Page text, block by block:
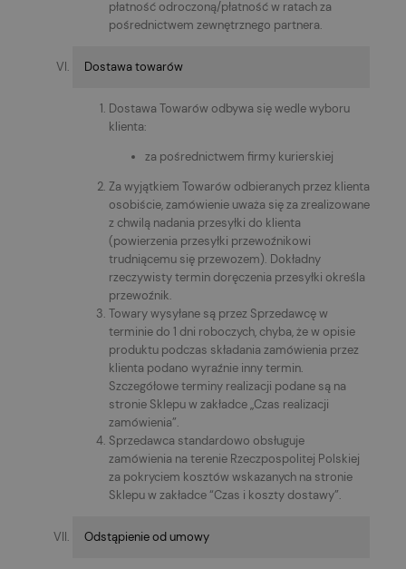
płatność odroczoną/płatność w ratach za
pośrednictwem zewnętrznego partnera.
Dostawa towarów
Dostawa Towarów odbywa się wedle wyboru
klienta:
za pośrednictwem firmy kurierskiej
Za wyjątkiem Towarów odbieranych przez klienta
osobiście, zamówienie uważa się za zrealizowane
z chwilą nadania przesyłki do klienta
(powierzenia przesyłki przewoźnikowi
trudniącemu się przewozem). Dokładny
rzeczywisty termin doręczenia przesyłki określa
przewoźnik.
Towary wysyłane są przez Sprzedawcę w
terminie do 1 dni roboczych, chyba, że w opisie
produktu podczas składania zamówienia przez
klienta podano wyraźnie inny termin.
Szczegółowe terminy realizacji podane są na
stronie Sklepu w zakładce „Czas realizacji
zamówienia”.
Sprzedawca standardowo obsługuje
zamówienia na terenie Rzeczpospolitej Polskiej
za pokryciem kosztów wskazanych na stronie
Sklepu w zakładce “Czas i koszty dostawy”.
Odstąpienie od umowy